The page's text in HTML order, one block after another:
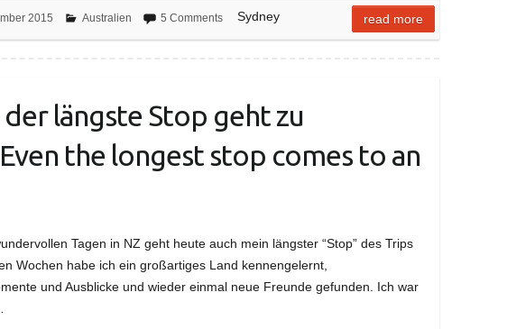
2015 Australien 5 Comments Sydney read more
der längste Stop geht zu
the longest stop comes to an
Tagen in NZ geht heute auch mein längster “Stop” des Trips
Wochen habe ich ein großartiges Land kennengelernt,
und Ausblicke und wieder einmal neue Freunde gefunden. Ich war